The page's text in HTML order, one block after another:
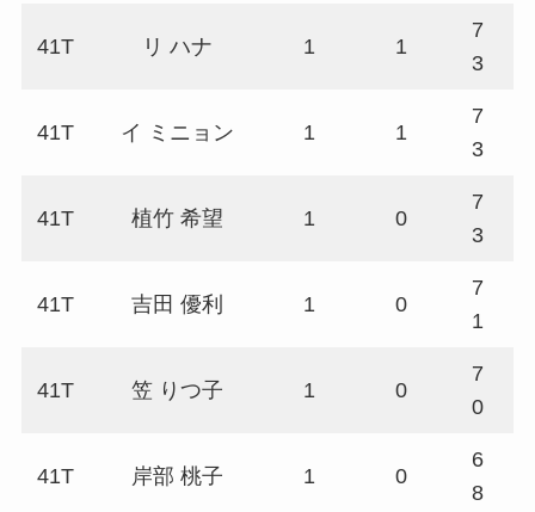
41T リ ハナ 1 1
7
3
41T イ ミニョン 1 1
7
3
41T 植竹 希望 1 0
7
3
41T 吉田 優利 1 0
7
1
41T 笠 りつ子 1 0
7
0
41T 岸部 桃子 1 0
6
8